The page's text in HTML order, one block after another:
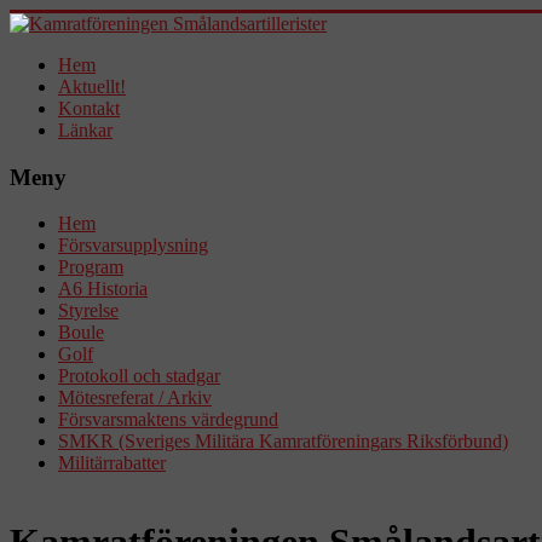
Hem
Aktuellt!
Kontakt
Länkar
Meny
Hem
Försvarsupplysning
Program
A6 Historia
Styrelse
Boule
Golf
Protokoll och stadgar
Mötesreferat / Arkiv
Försvarsmaktens värdegrund
SMKR (Sveriges Militära Kamratföreningars Riksförbund)
Militärrabatter